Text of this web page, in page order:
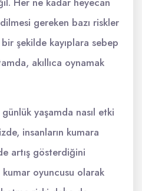
gereken bazı riskler
şekilde kayıplara sebep
akıllıca oynamak
yaşamda nasıl etki
insanların kumara
artış gösterdiğini
oyuncusu olarak